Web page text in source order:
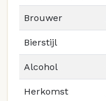
Brouwer
Bierstijl
Alcohol
Herkomst